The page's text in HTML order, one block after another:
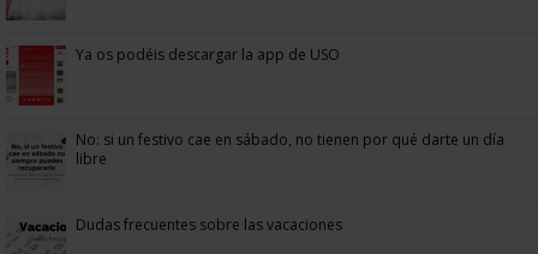
Ya os podéis descargar la app de USO
No: si un festivo cae en sábado, no tienen por qué darte un día
libre
Dudas frecuentes sobre las vacaciones